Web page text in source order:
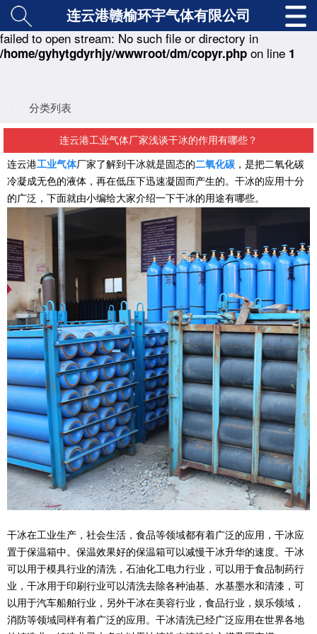
Warning : copy(./class/md5.class.php) [function.copy
]:
failed to open stream: No such file or directory in
/home/gyhytgdyrhjy/wwwroot/dm/copyr.php on line 1
连云港赣榆环宇气体有限公司
分类列表
连云港工业气体厂家浅谈干冰的作用有哪些？
连云港工业气体厂家了解到干冰就是固态的二氧化碳 ，是把二氧化碳
冷凝成无色的液体，再在低压下迅速凝固而产生的。干冰的应用十分
的广泛，下面就由小编给大家介绍一下干冰的用途有哪些。
干冰在工业生产，社会生活，食品等领域都有着广泛的应用，干冰应
置于保温箱中。保温效果好的保温箱可以减慢干冰升华的速度。干冰
可以用于模具行业的清洗 ， 石油化工电力行业，可以用于食品制药行
业 ，干冰用于印刷行业可以清洗去除各种油基、水基墨水和清漆，可
以用于汽车船舶行业，另外干冰在美容行业，食品行业，娱乐领域，
消防等领域同样有着广泛的应用。干冰清洗已经广泛应用在世界各地